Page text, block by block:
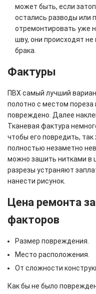
может быть, если
остались разводы или
отремонтировать уже
шву, они происходят
брака.
Фактуры
ПВХ самый лучший
полотно с местом пореза
повреждено. Далее
Тканевая фактура
чтобы его повредить,
полностью незаметно
можно зашить нитками в
разрезы устраняют
нанести рисунок.
Цена ремонта
факторов
Размер повреждения.
Место расположения.
От сложности
Как бы не было